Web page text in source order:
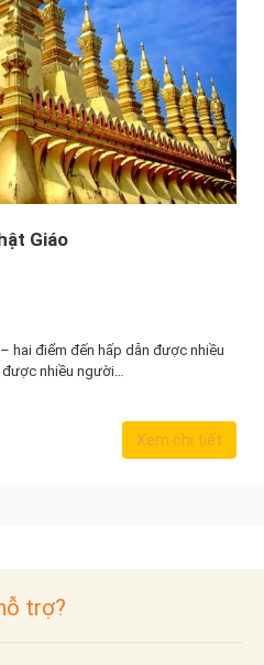
Giáo
hai điểm đến hấp dẫn được nhiều
nhiều người…
Xem chi tiết
trợ?